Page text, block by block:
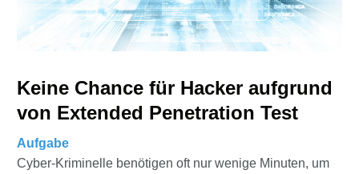
Keine Chance für Hacker aufgrund
von Extended Penetration Test
Aufgabe
Cyber-Kriminelle benötigen oft nur wenige Minuten, um